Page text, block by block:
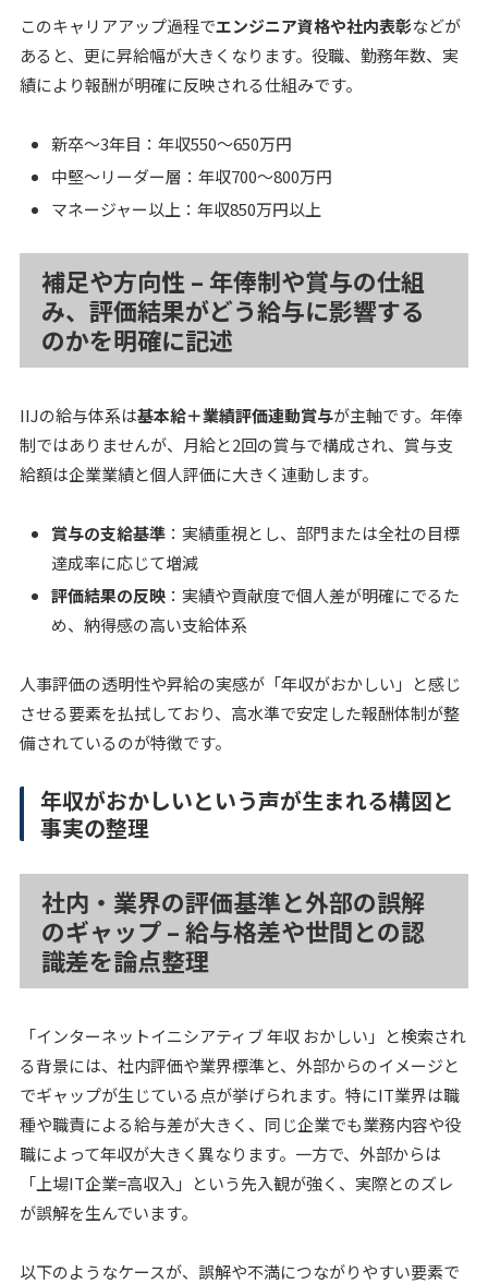
このキャリアアップ過程でエンジニア資格や社内表彰などが
あると、更に昇給幅が大きくなります。役職、勤務年数、実
績により報酬が明確に反映される仕組みです。
新卒～3年目：年収550～650万円
中堅～リーダー層：年収700～800万円
マネージャー以上：年収850万円以上
補足や方向性 – 年俸制や賞与の仕組
み、評価結果がどう給与に影響する
のかを明確に記述
IIJの給与体系は基本給＋業績評価連動賞与が主軸です。年俸
制ではありませんが、月給と2回の賞与で構成され、賞与支
給額は企業業績と個人評価に大きく連動します。
賞与の支給基準 ：実績重視とし、部門または全社の目標
達成率に応じて増減
評価結果の反映 ：実績や貢献度で個人差が明確にでるた
め、納得感の高い支給体系
人事評価の透明性や昇給の実感が「年収がおかしい」と感じ
させる要素を払拭しており、高水準で安定した報酬体制が整
備されているのが特徴です。
年収がおかしいという声が生まれる構図と
事実の整理
社内・業界の評価基準と外部の誤解
のギャップ – 給与格差や世間との認
識差を論点整理
「インターネットイニシアティブ 年収 おかしい」と検索され
る背景には、社内評価や業界標準と、外部からのイメージと
でギャップが生じている点が挙げられます。特にIT業界は職
種や職責による給与差が大きく、同じ企業でも業務内容や役
職によって年収が大きく異なります。一方で、外部からは
「上場IT企業=高収入」という先入観が強く、実際とのズレ
が誤解を生んでいます。
以下のようなケースが、誤解や不満につながりやすい要素で